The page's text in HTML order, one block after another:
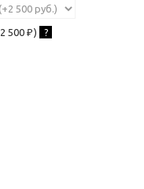
2 500 ₽ ) ?